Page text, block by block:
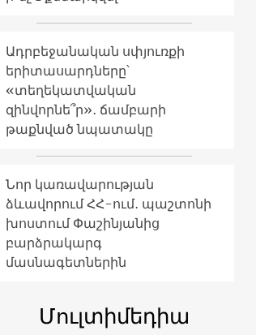
Ադրբեջանական սփյուռքի
երիտասարդները՝
«տեղեկատվական
զինվորնե՞ր»․ ճամբարի
թաքնված նպատակը
Նոր կառավարության
ձևավորում ՀՀ-ում․ պաշտոնի
խոստում Փաշինյանից
բարձրակարգ
մասնագետներին
Մուլտիմեդիա